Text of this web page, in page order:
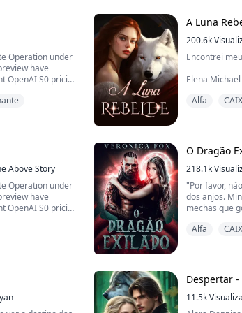
enquanto
lampe...
Operation under
have
OpenAI S0 pricing
like to
A Luna
200.6k
Encontrei
Elena
possuía o
Tudo mudou
vizinha
Alfa
Above Story
Operation under
have
OpenAI S0 pricing
like to
O Dragão
218.1k
"Por favor,
dos anjos.
mechas que
era a das
Alfa
Despertar
11.5k